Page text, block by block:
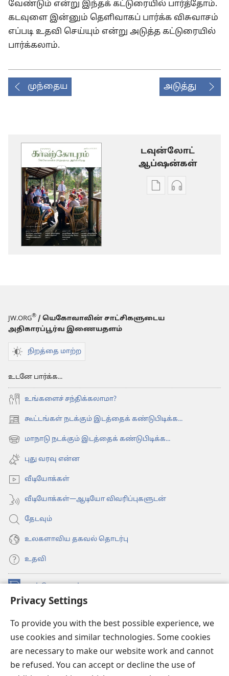
Privacy Settings
To provide you with the best possible experience, we
use cookies and similar technologies. Some cookies
are necessary to make our website work and cannot
be refused. You can accept or decline the use of
வேண்டும் என்று இந்தக் கட்டுரையில் பார்த்தோம்.
கடவுளை இன்னும் தெளிவாகப் பார்க்க விசுவாசம்
எப்படி உதவி செய்யும் என்று அடுத்த கட்டுரையில்
பார்க்கலாம்.
முந்தைய அடுத்து
டவுன்லோட்
ஆப்ஷன்கள்
டிஜிட்டல்ஆடியோ
JW.ORG® / யெகோவாவின் சாட்சிகளுடைய
அதிகாரப்பூர்வ இணையதளம்
நிறத்தை மாற்ற
உடனே பார்க்க...
உங்களைச் சந்திக்கலாமா?
கூட்டங்கள் நடக்கும் இடத்தைக் கண்டுபிடிக்க...
(opens
new மாநாடு நடக்கும் இடத்தைக் கண்டுபிடிக்க...
(opens
new
window)
புது வரவு என்ன
வீடியோக்கள்
வீடியோக்கள்—ஆடியோ விவரிப்புகளுடன்
தேடவும்
உலகளாவிய தகவல் தொடர்பு
உதவி
நன்கொடைகள்
new
(opens
JW Hub®
window)JW லைப்ரரி